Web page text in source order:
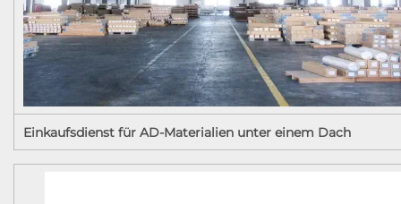
Einkaufsdienst für AD-Materialien unter einem Dach